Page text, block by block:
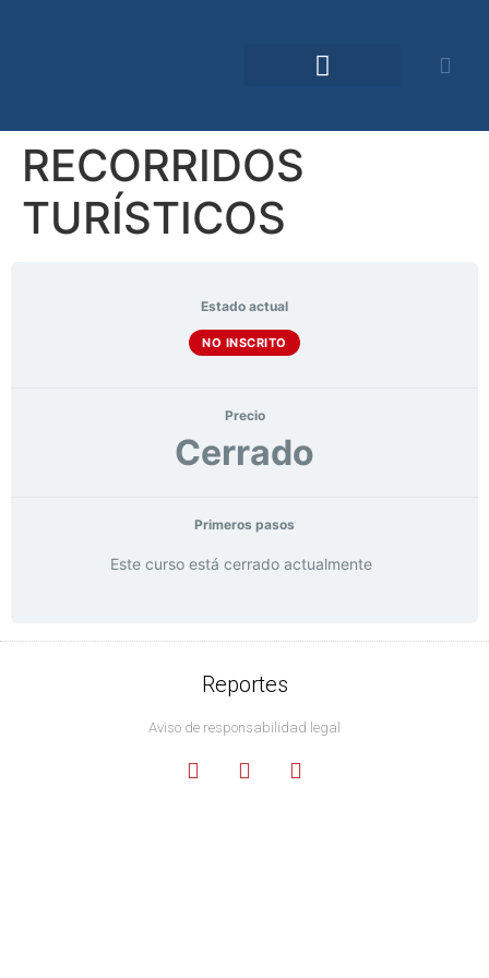
RECORRIDOS
TURÍSTICOS
Estado actual
NO INSCRITO
Precio
Cerrado
Primeros pasos
Este curso está cerrado actualmente
Reportes
Aviso de responsabilidad legal